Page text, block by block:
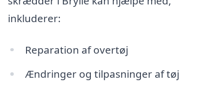
inkluderer:
Reparation af overtøj
Ændringer og tilpasninger af tøj